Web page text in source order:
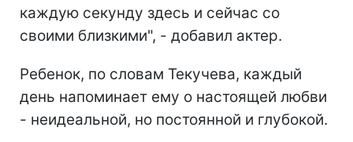
каждую секунду здесь и сейчас со
своими близкими", - добавил актер.
Ребенок, по словам Текучева, каждый
день напоминает ему о настоящей любви
- неидеальной, но постоянной и глубокой.